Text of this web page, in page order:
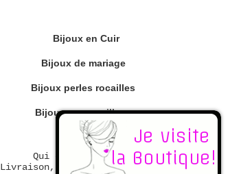
Bijoux en Cuir
Bijoux de mariage
Bijoux perles rocailles
Bijoux en coquillage
Qui est Chérie ?
Livraison, échange et retour